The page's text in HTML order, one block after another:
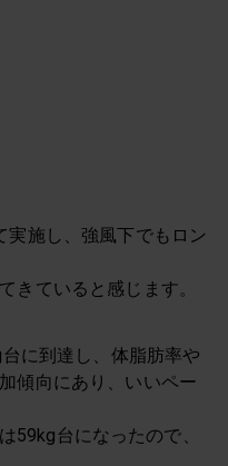
実施し、強風下でもロン
きていると感じます。
に到達し、体脂肪率や
傾向にあり、いいペー
59kg台になったので、